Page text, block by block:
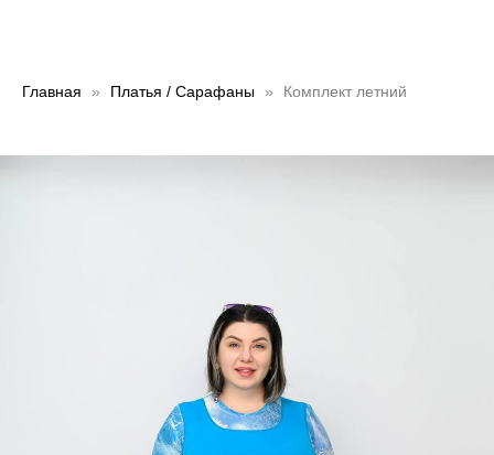
Главная Платья / Сарафаны Комплект летний